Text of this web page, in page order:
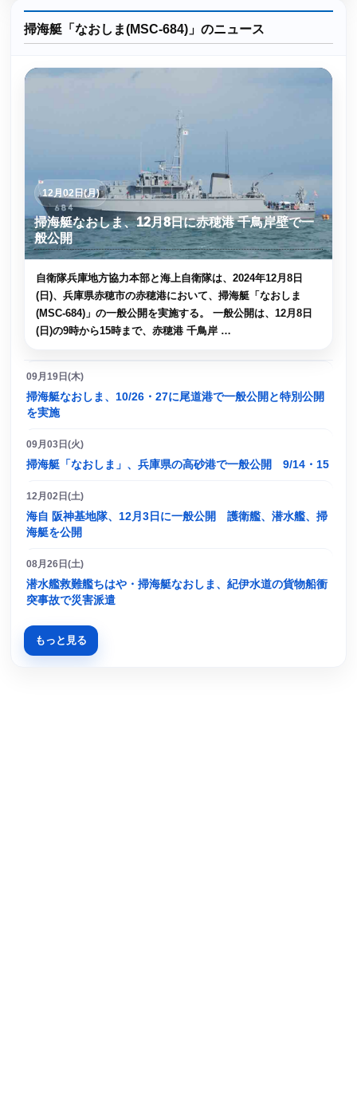
掃海艇「なおしま(MSC-684)」のニュース
12月02日(月)
掃海艇なおしま、12月8日に赤穂港 千鳥岸壁で一
般公開
自衛隊兵庫地方協力本部と海上自衛隊は、2024年12月8日
(日)、兵庫県赤穂市の赤穂港において、掃海艇「なおしま
(MSC-684)」の一般公開を実施する。 一般公開は、12月8日
(日)の9時から15時まで、赤穂港 千鳥岸 …
09月19日(木)
掃海艇なおしま、10/26・27に尾道港で一般公開と特別公開
を実施
09月03日(火)
掃海艇「なおしま」、兵庫県の高砂港で一般公開 9/14・15
12月02日(土)
海自 阪神基地隊、12月3日に一般公開 護衛艦、潜水艦、掃
海艇を公開
08月26日(土)
潜水艦救難艦ちはや・掃海艇なおしま、紀伊水道の貨物船衝
突事故で災害派遣
もっと見る